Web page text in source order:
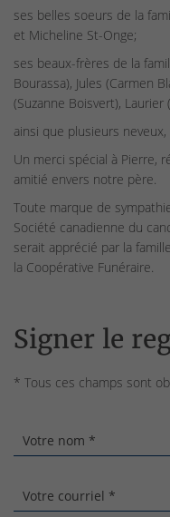
ses belles soeurs de la
et Micheline St-Onge;
ses beaux-frères de la
Bourassa), Jules (Carmen
(Suzanne Boisvert), Laurier
ainsi que plusieurs
Un merci spécial à Pierre,
amitié envers notre père.
Toute marque de
Société canadienne du
serait apprécié par la
la Coopérative Funéraire.
Signer le
* Tous ces champs sont
Votre nom *
Votre courriel *